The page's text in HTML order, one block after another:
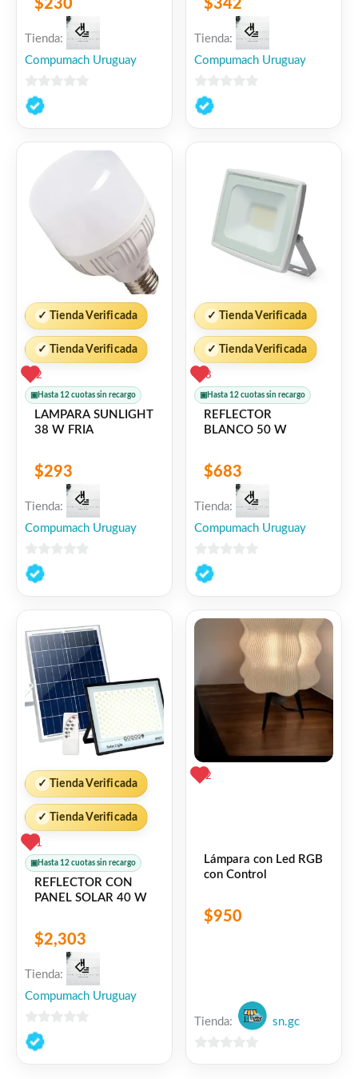
$230
Tienda:
Compumach Uruguay
0
de
$342
Tienda:
Compumach Uruguay
0
de
✓ Tienda Verificada
✓ Tienda Verificada
2
▣ Hasta 12 cuotas sin recargo
LAMPARA SUNLIGHT
38 W FRIA
$293
Tienda:
Compumach Uruguay
0
de
✓ Tienda Verificada
✓ Tienda Verificada
3
▣ Hasta 12 cuotas sin recargo
REFLECTOR
BLANCO 50 W
$683
Tienda:
Compumach Uruguay
0
de
✓ Tienda Verificada
✓ Tienda Verificada
1
▣ Hasta 12 cuotas sin recargo
REFLECTOR CON
PANEL SOLAR 40 W
$2,303
Tienda:
Compumach Uruguay
0
de
2
Lámpara con Led RGB
con Control
$950
Tienda: sn.gc